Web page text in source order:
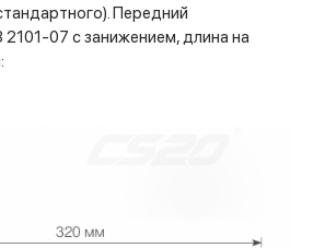
Передний
07 с занижением, длина на